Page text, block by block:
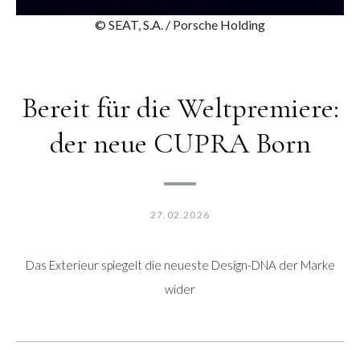
© SEAT, S.A. / Porsche Holding
Bereit für die Weltpremiere:
der neue CUPRA Born
27.02.2026
Das Exterieur spiegelt die neueste Design-DNA der Marke
wider